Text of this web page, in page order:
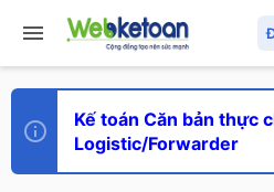
Kế toán Căn bản thực
Logistic/Forwarder